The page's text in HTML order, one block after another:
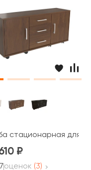
Blackwood
стационарная для
оценок (3)